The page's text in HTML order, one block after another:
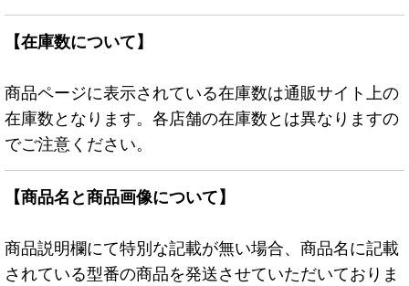
【在庫数について】
商品ページに表示されている在庫数は通販サイト上の
在庫数となります。各店舗の在庫数とは異なりますの
でご注意ください。
【商品名と商品画像について】
商品説明欄にて特別な記載が無い場合、商品名に記載
されている型番の商品を発送させていただいておりま